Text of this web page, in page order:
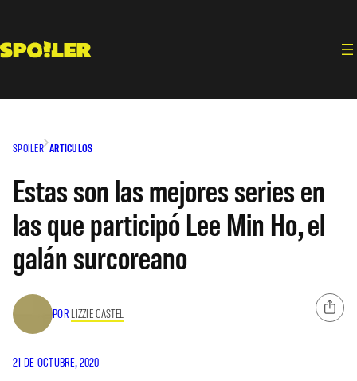
contenido
SPOILER ARTÍCULOS
Estas son las mejores series en
las que participó Lee Min Ho, el
galán surcoreano
POR LIZZIE CASTEL
21 DE OCTUBRE, 2020